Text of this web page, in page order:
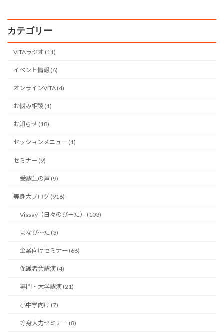
カテゴリー
VITAラジオ (11)
イベント情報 (6)
オンラインVITA (4)
お悩み相談 (1)
お知らせ (18)
セッションメニュー (1)
セミナー (9)
受講生の声 (9)
等身大ブログ (916)
Vissay（日々のびーた） (103)
まなび〜た (3)
企業向けセミナー (66)
保護者会講演 (4)
専門・大学講演 (21)
小中学向け (7)
等身大力セミナー (8)